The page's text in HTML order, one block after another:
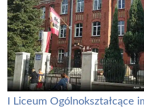
I Liceum Ogólnokształcące